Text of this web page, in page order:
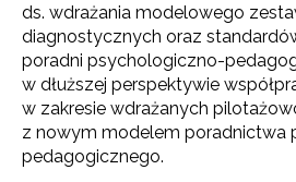
ds. wdrażania modelowego
diagnostycznych oraz
poradni psychologiczno-
w dłuższej perspektywie
w zakresie wdrażanych
z nowym modelem poradnictwa
pedagogicznego.